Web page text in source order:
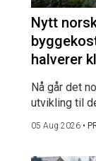
Nytt
halverer
Nå går det
utvikling til
05 Aug 2026 •